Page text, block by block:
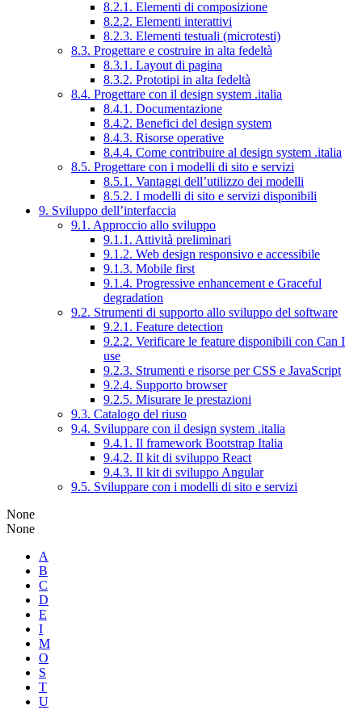
8.2.1. Elementi di composizione
8.2.2. Elementi interattivi
8.2.3. Elementi testuali (microtesti)
8.3. Progettare e costruire in alta fedeltà
8.3.1. Layout di pagina
8.3.2. Prototipi in alta fedeltà
8.4. Progettare con il design system .italia
8.4.1. Documentazione
8.4.2. Benefici del design system
8.4.3. Risorse operative
8.4.4. Come contribuire al design system .italia
8.5. Progettare con i modelli di sito e servizi
8.5.1. Vantaggi dell’utilizzo dei modelli
8.5.2. I modelli di sito e servizi disponibili
9. Sviluppo dell’interfaccia
9.1. Approccio allo sviluppo
9.1.1. Attività preliminari
9.1.2. Web design responsivo e accessibile
9.1.3. Mobile first
9.1.4. Progressive enhancement e Graceful
degradation
9.2. Strumenti di supporto allo sviluppo del software
9.2.1. Feature detection
9.2.2. Verificare le feature disponibili con Can I
use
9.2.3. Strumenti e risorse per CSS e JavaScript
9.2.4. Supporto browser
9.2.5. Misurare le prestazioni
9.3. Catalogo del riuso
9.4. Sviluppare con il design system .italia
9.4.1. Il framework Bootstrap Italia
9.4.2. Il kit di sviluppo React
9.4.3. Il kit di sviluppo Angular
9.5. Sviluppare con i modelli di sito e servizi
None
None
A
B
C
D
E
I
M
O
S
T
U